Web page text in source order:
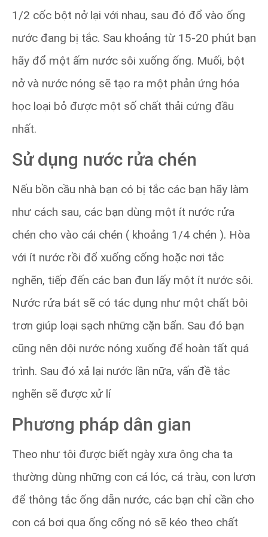
1/2 cốc bột nở lại với nhau, sau đó đổ vào ống
nước đang bị tắc. Sau khoảng từ 15-20 phút bạn
hãy đổ một ấm nước sôi xuống ống. Muối, bột
nở và nước nóng sẽ tạo ra một phản ứng hóa
học loại bỏ được một số chất thải cứng đầu
nhất.
Sử dụng nước rửa chén
Nếu bồn cầu nhà bạn có bị tắc các bạn hãy làm
như cách sau, các bạn dùng một ít nước rửa
chén cho vào cái chén ( khoảng 1/4 chén ). Hòa
với ít nước rồi đổ xuống cống hoặc nơi tắc
nghẽn, tiếp đến các ban đun lấy một ít nước sôi.
Nước rửa bát sẽ có tác dụng như một chất bôi
trơn giúp loại sạch những cặn bẩn. Sau đó bạn
cũng nên dội nước nóng xuống để hoàn tất quá
trình. Sau đó xả lại nước lần nữa, vấn đề tắc
nghẽn sẽ được xử lí
Phương pháp dân gian
Theo như tôi được biết ngày xưa ông cha ta
thường dùng những con cá lóc, cá tràu, con lươn
để thông tắc ống dẫn nước, các bạn chỉ cần cho
con cá bơi qua ống cống nó sẽ kéo theo chất